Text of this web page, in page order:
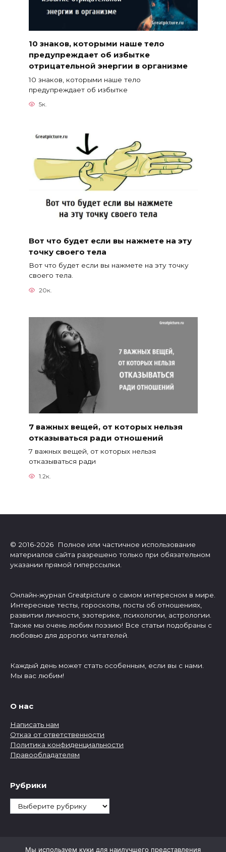
10 знаков, которыми наше тело
предупреждает об избытке
отрицательной энергии в организме
10 знаков, которыми наше тело
предупреждает об избытке
5к.
Вот что будет если вы нажмете на эту
точку своего тела
Вот что будет если вы нажмете на эту точку
своего тела.
20к.
7 важных вещей, от которых нельзя
отказываться ради отношений
7 важных вещей, от которых нельзя
отказываться ради
1.2к.
© 2016-2026 Полное или частичное использование
материалов сайта разрешено только при обязательном
указании прямой гиперссылки.
Онлайн-журнал Greatpicture о самом интересном в мире.
Интересные тесты, гороскопы, посты об отношениях,
развитии личности, эзотерике, психологии, астрологии.
Также мы очень любим поэзию! Все статьи подобраны с
любовью для дорогих читателей.
Каждый день может стать особенным, если вы с нами.
Мы вас любим!
О нас
Написать нам
Отказ от ответственности
Политика конфиденциальности
Правообладателям
Рубрики
Рубрики
Мы используем куки для наилучшего представления